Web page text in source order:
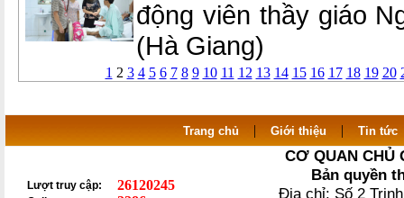
động viên thầy giáo
(Hà Giang)
1 2 3 4 5 6 7 8 9 10 11 12 13 14 15 16 17 18 19 20
Trang chủ | Giới thiệu | Tin tức
Lượt truy cập: 26120245
CƠ QUAN CHỦ
Bản quyền
Địa chỉ: Số 2